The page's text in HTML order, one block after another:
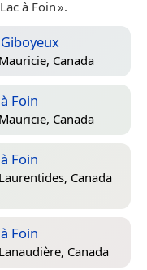
à Foin ».
Mauricie, Canada
Foin
Mauricie, Canada
Foin
Laurentides, Canada
Foin
Lanaudière, Canada